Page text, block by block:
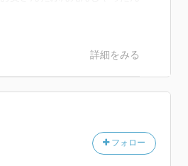
詳細をみる
フォロー